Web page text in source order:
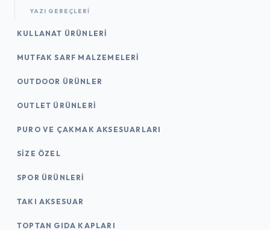
YAZI GEREÇLERI
KULLANAT ÜRÜNLERI
MUTFAK SARF MALZEMELERI
OUTDOOR ÜRÜNLER
OUTLET ÜRÜNLERI
PURO VE ÇAKMAK AKSESUARLARI
SIZE ÖZEL
SPOR ÜRÜNLERI
TAKI AKSESUAR
TOPTAN GIDA KAPLARI